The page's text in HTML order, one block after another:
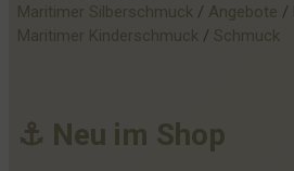
Maritimer Silberschmuck / Angebote /
Maritimer Kinderschmuck / Schmuck
⚓ Neu im Shop